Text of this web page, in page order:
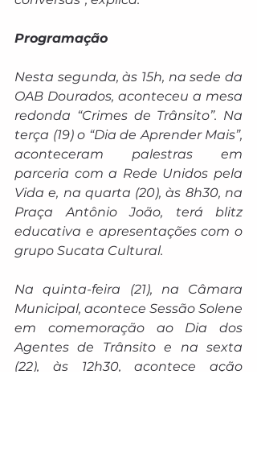
Programação
Nesta segunda, às 15h, na sede da
OAB Dourados, aconteceu a mesa
redonda “Crimes de Trânsito”. Na
terça (19) o “Dia de Aprender Mais”,
aconteceram palestras em
parceria com a Rede Unidos pela
Vida e, na quarta (20), às 8h30, na
Praça Antônio João, terá blitz
educativa e apresentações com o
grupo Sucata Cultural.
Na quinta-feira (21), na Câmara
Municipal, acontece Sessão Solene
em comemoração ao Dia dos
Agentes de Trânsito e na sexta
(22), às 12h30, acontece ação